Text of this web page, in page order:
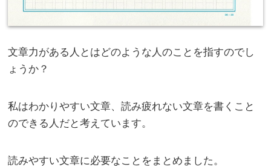
文章力がある人とはどのような人のことを指すのでし
ょうか？
私はわかりやすい文章、読み疲れない文章を書くこと
のできる人だと考えています。
読みやすい文章に必要なことをまとめました。